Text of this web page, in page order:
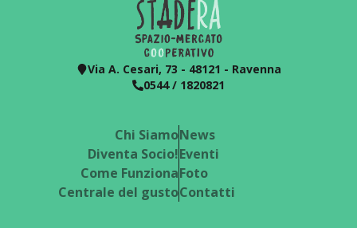
Via A. Cesari, 73 - 48121 - Ravenna
0544 / 1820821
Chi Siamo
Diventa Socio!
Come Funziona
Centrale del gusto
News
Eventi
Foto
Contatti